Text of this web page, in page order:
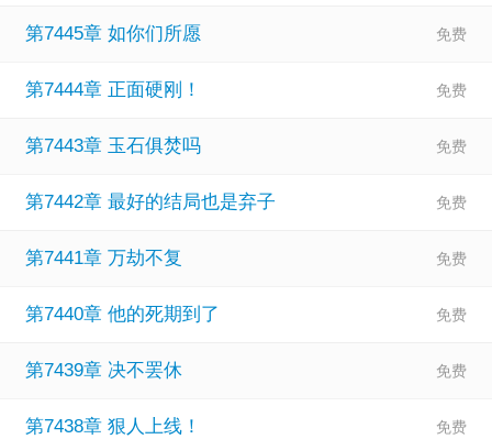
第7445章 如你们所愿
第7444章 正面硬刚！
第7443章 玉石俱焚吗
第7442章 最好的结局也是弃子
第7441章 万劫不复
第7440章 他的死期到了
第7439章 决不罢休
第7438章 狠人上线！